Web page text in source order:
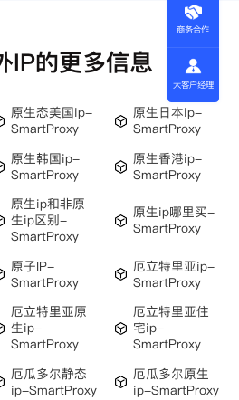
IP的更多信息
原生态美国ip-
SmartProxy
原生日本ip-
SmartProxy
原生韩国ip-
SmartProxy
原生香港ip-
SmartProxy
原生ip和非原
生ip区别-
SmartProxy
原生ip哪里买-
SmartProxy
原子IP-
SmartProxy
厄立特里亚ip-
SmartProxy
厄立特里亚原
生ip-
SmartProxy
厄立特里亚住
宅ip-
SmartProxy
厄瓜多尔静态
ip-SmartProxy
厄瓜多尔原生
ip-SmartProxy
商务合作
大客户经理